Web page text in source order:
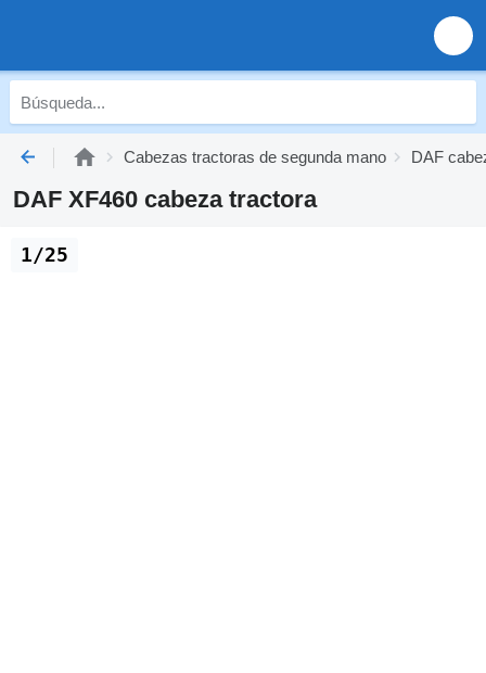
Cabezas tractoras de segunda mano DAF
DAF XF460 cabeza tractora
1/25